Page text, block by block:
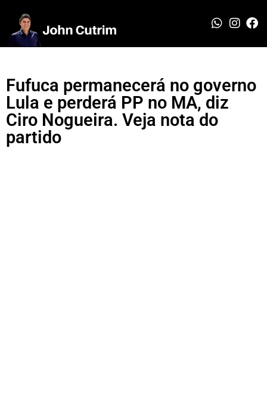
Fufuca permanecerá no governo
Lula e perderá PP no MA, diz
Ciro Nogueira. Veja nota do
partido